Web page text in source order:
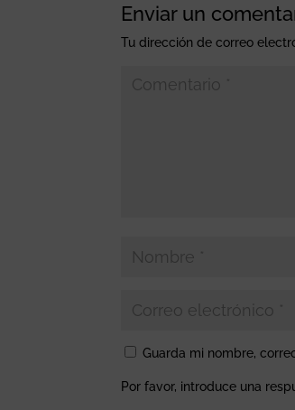
Enviar un
Tu dirección de correo
Guarda mi nombre,
Por favor, introduce una